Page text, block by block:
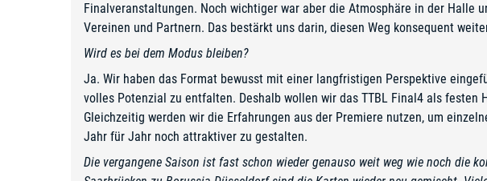
Finalveranstaltungen. Noch wichtiger war aber die Atmosphäre in der Halle
Vereinen und Partnern. Das bestärkt uns darin, diesen Weg konsequent
Wird es bei dem Modus bleiben?
Ja. Wir haben das Format bewusst mit einer langfristigen Perspektive
volles Potenzial zu entfalten. Deshalb wollen wir das TTBL Final4 als festen
Gleichzeitig werden wir die Erfahrungen aus der Premiere nutzen, um
Jahr für Jahr noch attraktiver zu gestalten.
Die vergangene Saison ist fast schon wieder genauso weit weg wie noch die